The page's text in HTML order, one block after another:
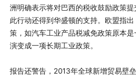
洲明确表示将对巴西的税收鼓励政策提
此行动还得到华盛顿的支持。欧盟指
策，如汽车工业产品税减免政策原本
演变成一项长期工业政策。
报告还警告，2013年全球新增贸易壁